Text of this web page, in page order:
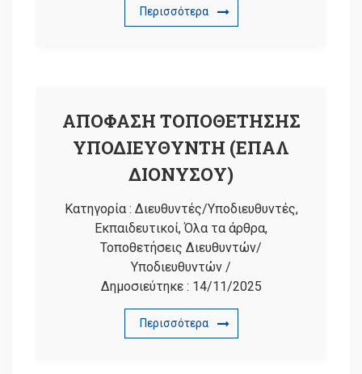
Περισσότερα
ΑΠΟΦΑΣΗ ΤΟΠΟΘΕΤΗΣΗΣ
ΥΠΟΔΙΕΥΘΥΝΤΗ (ΕΠΑΛ
ΔΙΟΝΥΣΟΥ)
Κατηγορία : Διευθυντές/Υποδιευθυντές,
Εκπαιδευτικοί,Όλα τα άρθρα,
Τοποθετήσεις Διευθυντών/
Υποδιευθυντών /
Δημοσιεύτηκε : 14/11/2025
Περισσότερα